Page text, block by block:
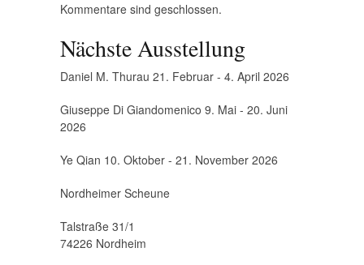
Kommentare sind geschlossen.
Nächste Ausstellung
Daniel M. Thurau 21. Februar - 4. April 2026
Giuseppe Di Giandomenico 9. Mai - 20. Juni
2026
Ye Qian 10. Oktober - 21. November 2026
Nordheimer Scheune
Talstraße 31/1
74226 Nordheim